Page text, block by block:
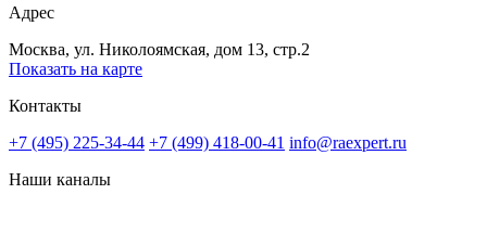
Адрес
Москва, ул. Николоямская, дом 13, стр.2
Показать на карте
Контакты
+7 (495) 225-34-44 +7 (499) 418-00-41 info@raexpert.ru
Наши каналы